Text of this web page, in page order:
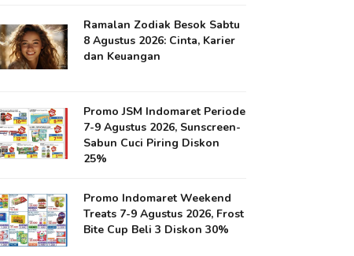
Ramalan Zodiak Besok Sabtu
8 Agustus 2026: Cinta, Karier
dan Keuangan
Promo JSM Indomaret Periode
7-9 Agustus 2026, Sunscreen-
Sabun Cuci Piring Diskon
25%
Promo Indomaret Weekend
Treats 7-9 Agustus 2026, Frost
Bite Cup Beli 3 Diskon 30%